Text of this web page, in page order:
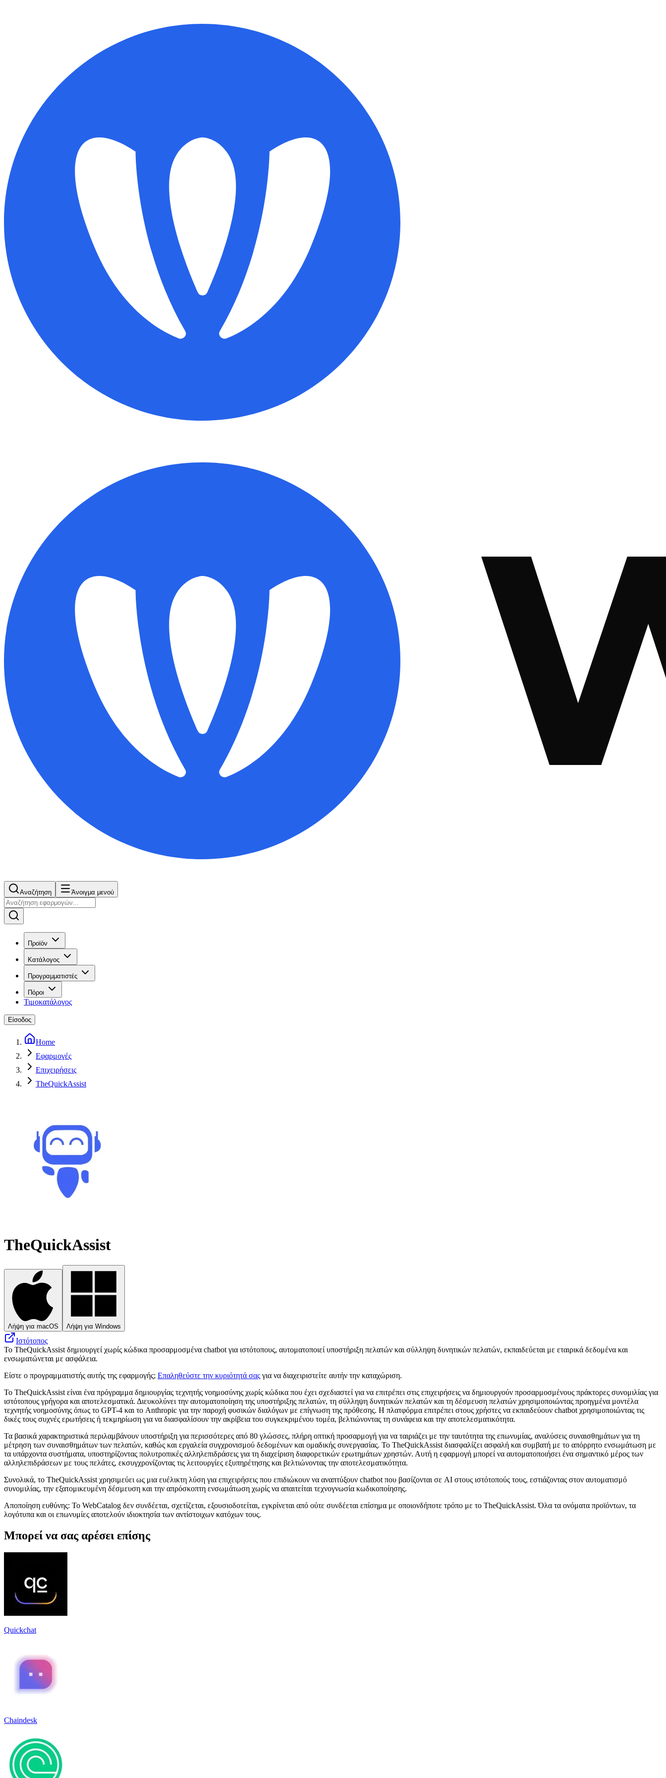
Αναζήτηση Άνοιγμα μενού
Προϊόν
Κατάλογος
Προγραμματιστές
Πόροι
Τιμοκατάλογος
Είσοδος
Home
Εφαρμογές
Επιχειρήσεις
TheQuickAssist
TheQuickAssist
Λήψη για macOS Λήψη για Windows
Ιστότοπος
Το TheQuickAssist δημιουργεί χωρίς κώδικα προσαρμοσμένα chatbot για ιστότοπους, αυτοματοποιεί υποστήριξη πελατών και σύλληψη δυνητικών πελατών, εκπαιδεύεται με εταιρικά δεδομένα και
ενσωματώνεται με ασφάλεια.
Είστε ο προγραμματιστής αυτής της εφαρμογής; Επαληθεύστε την κυριότητά σας για να διαχειριστείτε αυτήν την καταχώριση.
Το TheQuickAssist είναι ένα πρόγραμμα δημιουργίας τεχνητής νοημοσύνης χωρίς κώδικα που έχει σχεδιαστεί για να επιτρέπει στις επιχειρήσεις να δημιουργούν προσαρμοσμένους πράκτορες συνομιλίας για
ιστότοπους γρήγορα και αποτελεσματικά. Διευκολύνει την αυτοματοποίηση της υποστήριξης πελατών, τη σύλληψη δυνητικών πελατών και τη δέσμευση πελατών χρησιμοποιώντας προηγμένα μοντέλα
τεχνητής νοημοσύνης όπως το GPT-4 και το Anthropic για την παροχή φυσικών διαλόγων με επίγνωση της πρόθεσης. Η πλατφόρμα επιτρέπει στους χρήστες να εκπαιδεύουν chatbot χρησιμοποιώντας τις
δικές τους συχνές ερωτήσεις ή τεκμηρίωση για να διασφαλίσουν την ακρίβεια του συγκεκριμένου τομέα, βελτιώνοντας τη συνάφεια και την αποτελεσματικότητα.
Τα βασικά χαρακτηριστικά περιλαμβάνουν υποστήριξη για περισσότερες από 80 γλώσσες, πλήρη οπτική προσαρμογή για να ταιριάζει με την ταυτότητα της επωνυμίας, αναλύσεις συναισθημάτων για τη
μέτρηση των συναισθημάτων των πελατών, καθώς και εργαλεία συγχρονισμού δεδομένων και ομαδικής συνεργασίας. Το TheQuickAssist διασφαλίζει ασφαλή και συμβατή με το απόρρητο ενσωμάτωση με
τα υπάρχοντα συστήματα, υποστηρίζοντας πολυτροπικές αλληλεπιδράσεις για τη διαχείριση διαφορετικών ερωτημάτων χρηστών. Αυτή η εφαρμογή μπορεί να αυτοματοποιήσει ένα σημαντικό μέρος των
αλληλεπιδράσεων με τους πελάτες, εκσυγχρονίζοντας τις λειτουργίες εξυπηρέτησης και βελτιώνοντας την αποτελεσματικότητα.
Συνολικά, το TheQuickAssist χρησιμεύει ως μια ευέλικτη λύση για επιχειρήσεις που επιδιώκουν να αναπτύξουν chatbot που βασίζονται σε AI στους ιστότοπούς τους, εστιάζοντας στον αυτοματισμό
συνομιλίας, την εξατομικευμένη δέσμευση και την απρόσκοπτη ενσωμάτωση χωρίς να απαιτείται τεχνογνωσία κωδικοποίησης.
Αποποίηση ευθύνης: Το WebCatalog δεν συνδέεται, σχετίζεται, εξουσιοδοτείται, εγκρίνεται από ούτε συνδέεται επίσημα με οποιονδήποτε τρόπο με το TheQuickAssist. Όλα τα ονόματα προϊόντων, τα
λογότυπα και οι επωνυμίες αποτελούν ιδιοκτησία των αντίστοιχων κατόχων τους.
Μπορεί να σας αρέσει επίσης
Quickchat
Chaindesk